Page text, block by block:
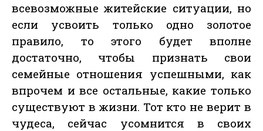
всевозможные житейские ситуации, но
если усвоить только одно золотое
правило, то этого будет вполне
достаточно, чтобы признать свои
семейные отношения успешными, как
впрочем и все остальные, какие только
существуют в жизни. Тот кто не верит в
чудеса, сейчас усомнится в своих